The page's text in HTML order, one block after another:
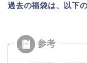
過去の福袋は、以下